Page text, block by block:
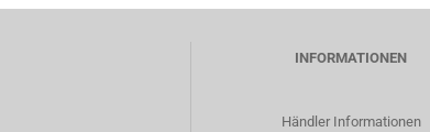
INFORMATIONEN
Händler Informationen